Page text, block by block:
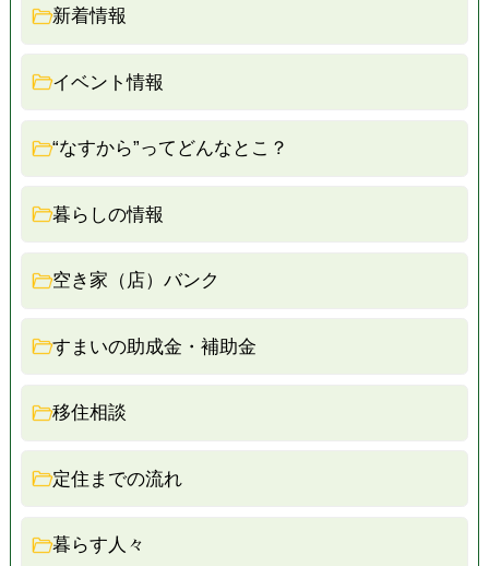
新着情報
イベント情報
“なすから”ってどんなとこ？
暮らしの情報
空き家（店）バンク
すまいの助成金・補助金
移住相談
定住までの流れ
暮らす人々